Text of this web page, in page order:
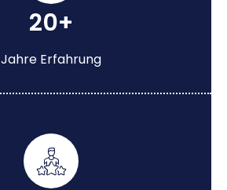
20+
Jahre Erfahrung